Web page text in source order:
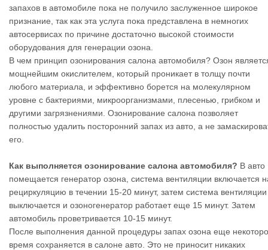
запахов в автомобиле пока не получило заслуженное широкое
признание, так как эта услуга пока представлена в немногих
автосервисах по причине достаточно высокой стоимости
оборудования для генерации озона.
В чем принцип озонирования салона автомобиля? Озон
мощнейшим окислителем, который проникает в толщу почти
любого материала, и эффективно борется на молекулярном
уровне с бактериями, микроорганизмами, плесенью, грибком и
другими загрязнениями. Озонирование салона позволяет
полностью удалить посторонний запах из авто, а не
его.
Как выполняется озонирование салона автомобиля? В авто
помещается генератор озона, система вентиляции включается
рециркуляцию в течении 15-20 минут, затем система вентиляции
выключается и озоногенератор работает еще 15 минут. Затем
автомобиль проветривается 10-15 минут.
После выполнения данной процедуры запах озона еще
время сохраняется в салоне авто. Это не приносит никаких